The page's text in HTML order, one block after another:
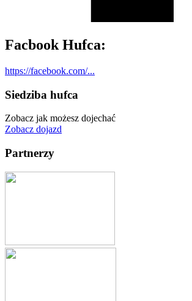
Facbook Hufca:
https://facebook.com/...
Siedziba hufca
Zobacz jak możesz dojechać
Zobacz dojazd
Partnerzy